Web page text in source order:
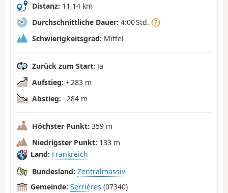
Distanz: 11,14 km
Durchschnittliche Dauer: 4:00 Std.
Schwierigkeitsgrad: Mittel
Zurück zum Start: Ja
Aufstieg: + 283 m
Abstieg: - 284 m
Höchster Punkt: 359 m
Niedrigster Punkt: 133 m
Land: Frankreich
Bundesland: Zentralmassiv
Gemeinde: Serrières (07340)